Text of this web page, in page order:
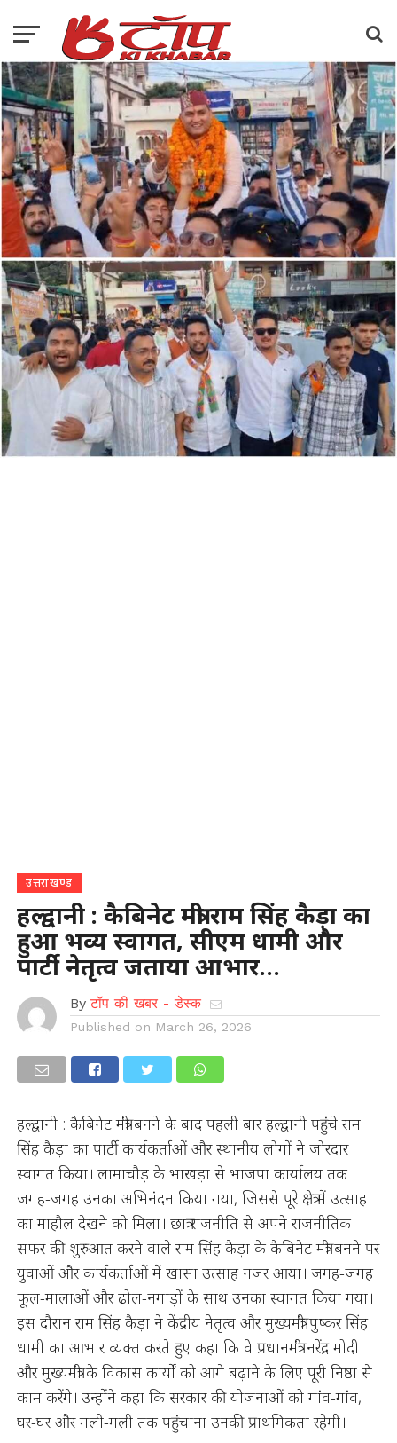
उत्तराखण्ड
हल्द्वानी : कैबिनेट मंत्री राम सिंह कैड़ा का
हुआ भव्य स्वागत, सीएम धामी और
पार्टी नेतृत्व जताया आभार…
By टॉप की खबर - डेस्क
Published on March 26, 2026
हल्द्वानी : कैबिनेट मंत्री बनने के बाद पहली बार हल्द्वानी पहुंचे राम
सिंह कैड़ा का पार्टी कार्यकर्ताओं और स्थानीय लोगों ने जोरदार
स्वागत किया। लामाचौड़ के भाखड़ा से भाजपा कार्यालय तक
जगह-जगह उनका अभिनंदन किया गया, जिससे पूरे क्षेत्र में उत्साह
का माहौल देखने को मिला। छात्र राजनीति से अपने राजनीतिक
सफर की शुरुआत करने वाले राम सिंह कैड़ा के कैबिनेट मंत्री बनने पर
युवाओं और कार्यकर्ताओं में खासा उत्साह नजर आया। जगह-जगह
फूल-मालाओं और ढोल-नगाड़ों के साथ उनका स्वागत किया गया।
इस दौरान राम सिंह कैड़ा ने केंद्रीय नेतृत्व और मुख्यमंत्री पुष्कर सिंह
धामी का आभार व्यक्त करते हुए कहा कि वे प्रधानमंत्री नरेंद्र मोदी
और मुख्यमंत्री के विकास कार्यों को आगे बढ़ाने के लिए पूरी निष्ठा से
काम करेंगे। उन्होंने कहा कि सरकार की योजनाओं को गांव-गांव,
घर-घर और गली-गली तक पहुंचाना उनकी प्राथमिकता रहेगी।